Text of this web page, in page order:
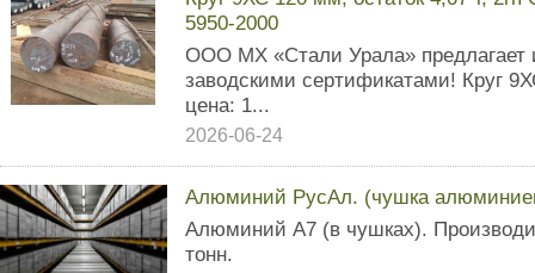
5950-2000
ООО МХ «Стали Урала» предлагает
заводскими сертификатами! Круг
цена: 1...
2026-06-24
Алюминий РусАл. (чушка
Алюминий А7 (в чушках).
тонн.